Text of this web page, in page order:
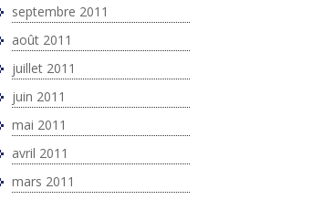
septembre 2011
août 2011
juillet 2011
juin 2011
mai 2011
avril 2011
mars 2011